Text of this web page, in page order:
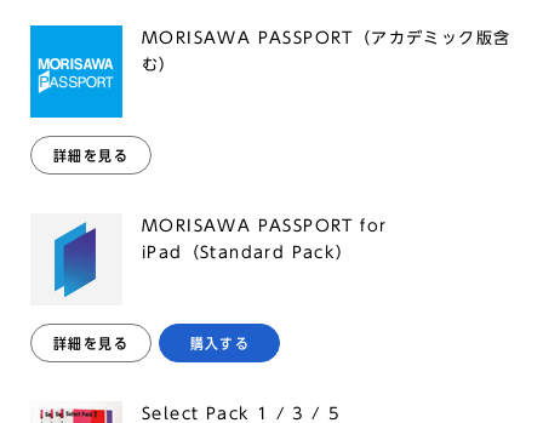
MORISAWA PASSPORT（アカデミック版含
む）
詳細を見る
MORISAWA PASSPORT for
iPad（Standard Pack）
詳細を見る 購入する
Select Pack 1 / 3 / 5